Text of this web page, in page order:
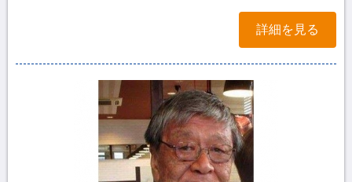
詳細を見る